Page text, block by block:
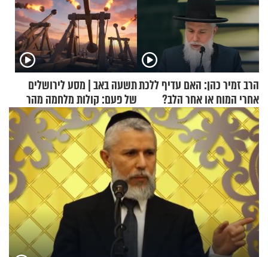
הרב זמיר כהן: האם עדיף ללכת
אחרי המוח או אחר הלב?
תשעה באב | מסע לירושלים
של פעם: קולות מלחמה מהר
הזיתים